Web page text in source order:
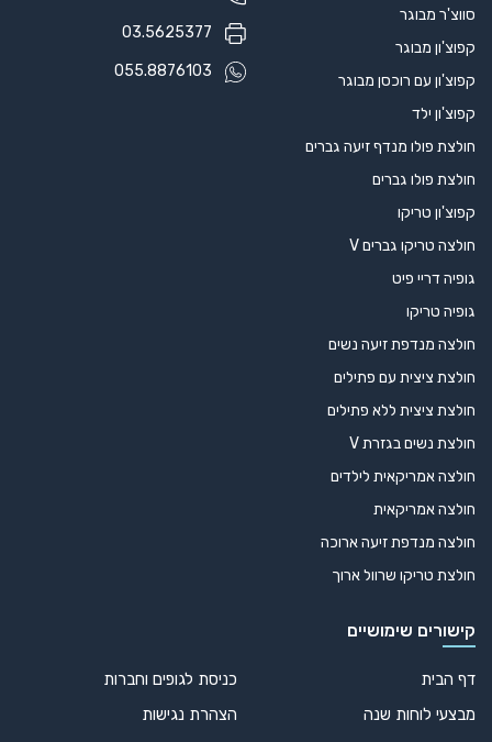
סווצ'ר מבוגר
קפוצ'ון מבוגר
קפוצ'ון עם רוכסן מבוגר
קפוצ'ון ילד
חולצת פולו מנדף זיעה גברים
חולצת פולו גברים
קפוצ'ון טריקו
חולצה טריקו גברים V
גופיה דריי פיט
גופיה טריקו
חולצה מנדפת זיעה נשים
חולצת ציצית עם פתילים
חולצת ציצית ללא פתילים
חולצת נשים בגזרת V
חולצה אמריקאית לילדים
חולצה אמריקאית
חולצה מנדפת זיעה ארוכה
חולצת טריקו שרוול ארוך
קישורים שימושיים
דף הבית
מבצעי לוחות שנה
כניסת לגופים וחברות
הצהרת נגישות
03.5625377
055.8876103